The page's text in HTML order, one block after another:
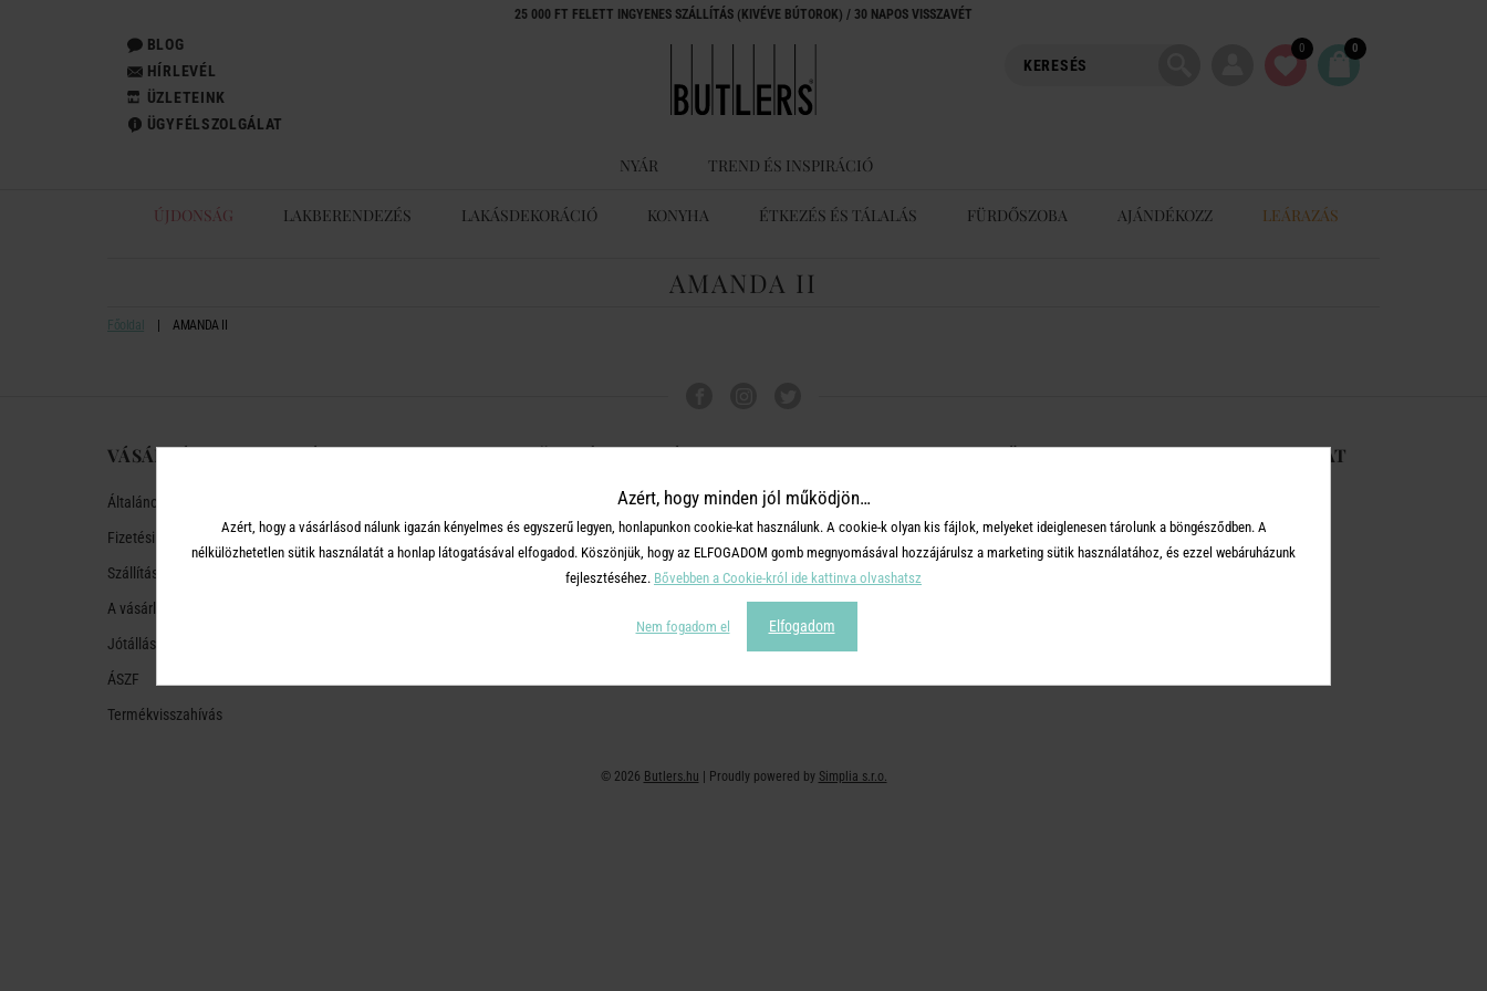
25 000 FT FELETT INGYENES SZÁLLÍTÁS (KIVÉVE BÚTOROK) / 30 NAPOS VISSZAVÉT
BLOG
HÍRLEVÉL
ÜZLETEINK
ÜGYFÉLSZOLGÁLAT
0 0
NYÁR TREND ÉS INSPIRÁCIÓ
ÚJDONSÁG LAKBERENDEZÉS LAKÁSDEKORÁCIÓ KONYHA ÉTKEZÉS ÉS TÁLALÁS FÜRDŐSZOBA AJÁNDÉKOZZ LEÁRAZÁS
AMANDA II
Főoldal AMANDA II
VÁSÁRLÁSI TUDNIVALÓK
Általános tudnivalók
Fizetési módok
Szállítási módok és költségek
A vásárlástól való ellálás
Jótállás
ÁSZF
Termékvisszahívás
ÜGYFÉLSZOLGÁLAT
+36 30 726 9588 ( H-P: 10-16 )
webshop@butlers.hu
A BUTLERS-RŐL
Impresszum
Ajándékkártya
KAPCSOLAT
Elérhetőségek
© 2026 Butlers.hu | Proudly powered by Simplia s.r.o.
Azért, hogy minden jól működjön…
Azért, hogy a vásárlásod nálunk igazán kényelmes és egyszerű legyen, honlapunkon cookie-kat használunk. A cookie-k olyan kis fájlok, melyeket ideiglenesen tárolunk a böngésződben. A
nélkülözhetetlen sütik használatát a honlap látogatásával elfogadod. Köszönjük, hogy az ELFOGADOM gomb megnyomásával hozzájárulsz a marketing sütik használatához, és ezzel webáruházunk
fejlesztéséhez. Bővebben a Cookie-król ide kattinva olvashatsz
Nem fogadom el Elfogadom